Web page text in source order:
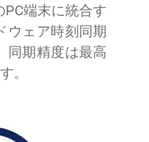
端末に統合す
ウェア時刻同期
同期精度は最高
。